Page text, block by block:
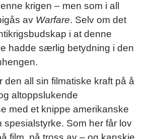
krigen – men som i all
av Warfare. Selv om det
i at denne
hadde særlig betydning i den
den all sin filmatiske kraft på å
altoppslukende
med et knippe amerikanske
spesialstyrke. Som her får lov